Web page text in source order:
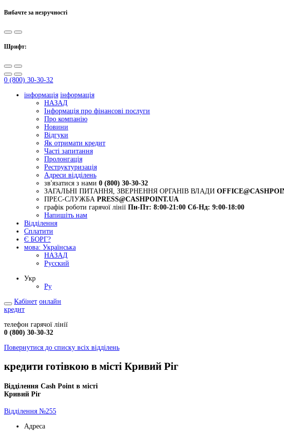
Вибачте за незручності
Шрифт:
0 (800) 30-30-32
інформація інформація
НАЗАД
Інформація про фінансові послуги
Про компанію
Новини
Відгуки
Як отримати кредит
Часті запитання
Пролонгація
Реструктуризація
Адреси відділень
зв'язатися з нами 0 (800) 30-30-32
ЗАГАЛЬНІ ПИТАННЯ, ЗВЕРНЕННЯ ОРГАНІВ ВЛАДИ
ПРЕС-СЛУЖБА PRESS@CASHPOINT.UA
графік роботи гарячої лінії Пн-Пт: 8:00-21:00 Сб-Нд: 9:00-18:00
Напишіть нам
Відділення
Сплатити
Є БОРГ?
мова: Українська
НАЗАД
Русский
Укр
Ру
Кабінет онлайн
кредит
телефон гарячої лінії
0 (800) 30-30-32
Повернутися до списку всіх відділень
кредити готівкою в місті Кривий Ріг
Відділення Cash Point в місті
Кривий Ріг
Відділення №255
Адреса